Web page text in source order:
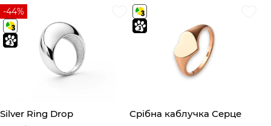
-44%
Silver Ring Drop Срібна каблучка Серце